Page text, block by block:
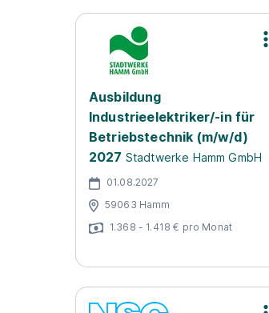
Ausbildung
Industrieelektriker/-in für
Betriebstechnik (m/w/d)
2027 Stadtwerke Hamm GmbH
01.08.2027
59063 Hamm
1.368 - 1.418 € pro Monat